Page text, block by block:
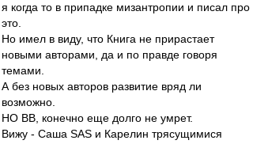
я когда то в припадке мизантропии и писал про
это.
Но имел в виду, что Книга не прирастает
новыми авторами, да и по правде говоря
темами.
А без новых авторов развитие вряд ли
возможно.
НО ВВ, конечно еще долго не умрет.
Вижу - Саша SAS и Карелин трясущимися